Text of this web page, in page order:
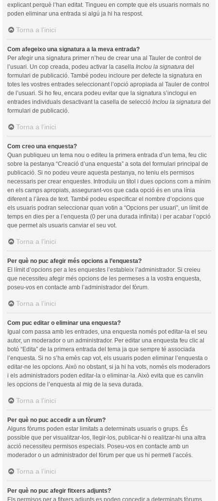
explicant perquè l’han editat. Tingueu en compte que els usuaris normals no
poden eliminar una entrada si algú ja hi ha respost.
Torna a l’inici
Com afegeixo una signatura a la meva entrada?
Per afegir una signatura primer n’heu de crear una al Tauler de control de
l’usuari. Un cop creada, podeu activar la casella Inclou la signatura del
formulari de publicació. També podeu incloure per defecte la signatura en
totes les vostres entrades seleccionant l’opció apropiada al Tauler de control
de l’usuari. Si ho feu, encara podeu evitar que la signatura s’inclogui en
entrades individuals desactivant la casella de selecció Inclou la signatura del
formulari de publicació.
Torna a l’inici
Com creo una enquesta?
Quan publiqueu un tema nou o editeu la primera entrada d’un tema, feu clic
sobre la pestanya “Creació d’una enquesta” a sota del formulari principal de
publicació. Si no podeu veure aquesta pestanya, no teniu els permisos
necessaris per crear enquestes. Introduïu un títol i dues opcions com a mínim
en els camps apropiats, assegurant-vos que cada opció és en una línia
diferent a l’àrea de text. També podeu especificar el nombre d’opcions que
els usuaris podran seleccionar quan votin a “Opcions per usuari”, un límit de
temps en dies per a l’enquesta (0 per una durada infinita) i per acabar l’opció
que permet als usuaris canviar el seu vot.
Torna a l’inici
Per què no puc afegir més opcions a l’enquesta?
El límit d’opcions per a les enquestes l’estableix l’administrador. Si creieu
que necessiteu afegir més opcions de les permeses a la vostra enquesta,
poseu-vos en contacte amb l’administrador del fòrum.
Torna a l’inici
Com puc editar o eliminar una enquesta?
Igual com passa amb les entrades, una enquesta només pot editar-la el seu
autor, un moderador o un administrador. Per editar una enquesta feu clic al
botó “Edita” de la primera entrada del tema ja que sempre té associada
l’enquesta. Si no s’ha emès cap vot, els usuaris poden eliminar l’enquesta o
editar-ne les opcions. Això no obstant, si ja hi ha vots, només els moderadors
i els administradors poden editar-la o eliminar-la. Això evita que es canvïin
les opcions de l’enquesta al mig de la seva durada.
Torna a l’inici
Per què no puc accedir a un fòrum?
Alguns fòrums poden estar limitats a determinats usuaris o grups. És
possible que per visualitzar-los, llegir-los, publicar-hi o realitzar-hi una altra
acció necessiteu permisos especials. Poseu-vos en contacte amb un
moderador o un administrador del fòrum per que us hi permeti l’accés.
Torna a l’inici
Per què no puc afegir fitxers adjunts?
Els permisos per a fitxers adjunts es poden concedir a determinats fòrums,